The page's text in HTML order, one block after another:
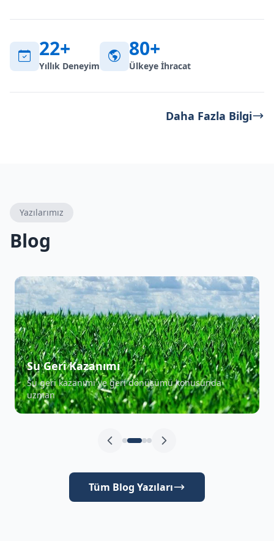
22+
Yıllık Deneyim
80+
Ülkeye İhracat
Daha Fazla Bilgi
Yazılarımız
Blog
Su Geri Kazanımı
Su geri kazanımı ve geri dönüşümü konusunda
uzman
Tüm Blog Yazıları